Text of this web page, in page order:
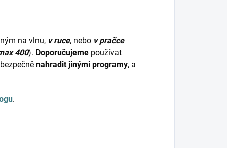
na vlnu, v ruce, nebo v pračce
400). Doporučujeme používat
bezpečně nahradit jinými programy, a
.